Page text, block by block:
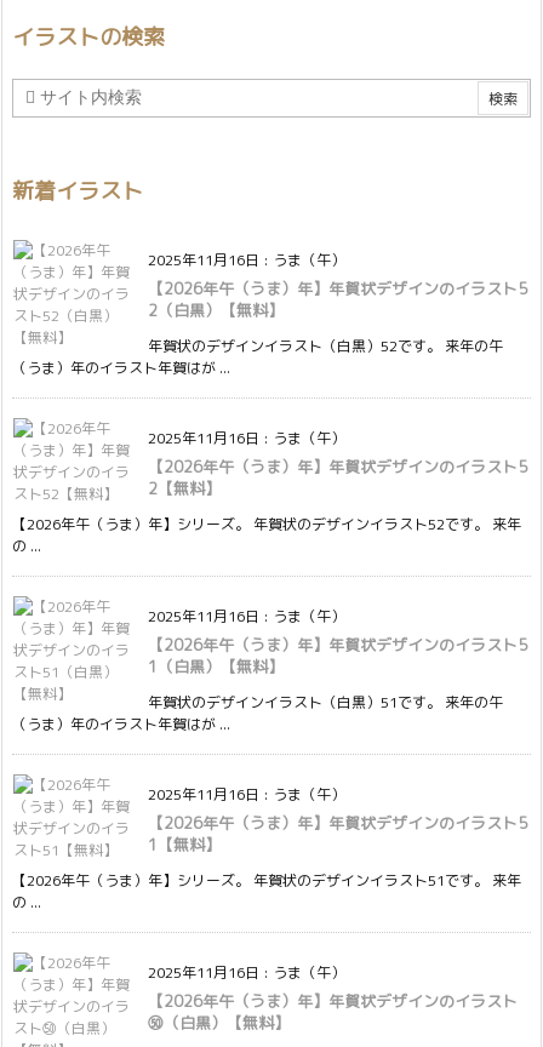
イラストの検索
新着イラスト
2025年11月16日 : うま（午）
【2026年午（うま）年】年賀状デザインのイラスト5
2（白黒）【無料】
年賀状のデザインイラスト（白黒）52です。 来年の午
（うま）年のイラスト年賀はが ...
2025年11月16日 : うま（午）
【2026年午（うま）年】年賀状デザインのイラスト5
2【無料】
【2026年午（うま）年】シリーズ。 年賀状のデザインイラスト52です。 来年
の ...
2025年11月16日 : うま（午）
【2026年午（うま）年】年賀状デザインのイラスト5
1（白黒）【無料】
年賀状のデザインイラスト（白黒）51です。 来年の午
（うま）年のイラスト年賀はが ...
2025年11月16日 : うま（午）
【2026年午（うま）年】年賀状デザインのイラスト5
1【無料】
【2026年午（うま）年】シリーズ。 年賀状のデザインイラスト51です。 来年
の ...
2025年11月16日 : うま（午）
【2026年午（うま）年】年賀状デザインのイラスト
㊿（白黒）【無料】